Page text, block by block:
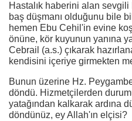
Hastalık haberini alan
baş düşmanı olduğunu bile
hemen Ebu Cehil'in evine
önüne, kör kuyunun yanına
Cebrail (a.s.) çıkarak
kendisini içeriye girmekten
Bunun üzerine Hz.
döndü. Hizmetçilerden
yatağından kalkarak ardına
döndünüz, ey Allah'ın elçisi?